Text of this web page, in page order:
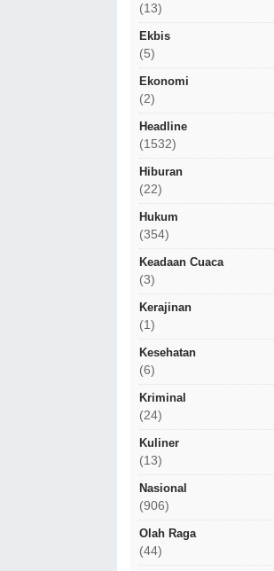
(13)
Ekbis
(5)
Ekonomi
(2)
Headline
(1532)
Hiburan
(22)
Hukum
(354)
Keadaan Cuaca
(3)
Kerajinan
(1)
Kesehatan
(6)
Kriminal
(24)
Kuliner
(13)
Nasional
(906)
Olah Raga
(44)